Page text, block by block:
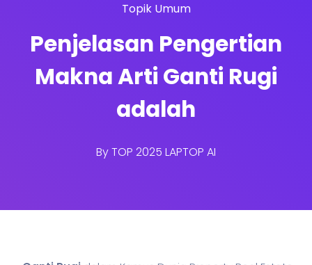
Topik Umum
Penjelasan Pengertian
Makna Arti Ganti Rugi
adalah
ByTOP 2025 LAPTOP AI